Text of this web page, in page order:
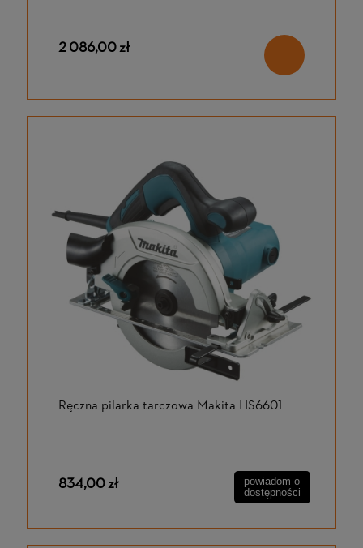
2 086,00 zł
Ręczna pilarka tarczowa Makita HS6601
834,00 zł
powiadom o
dostępności